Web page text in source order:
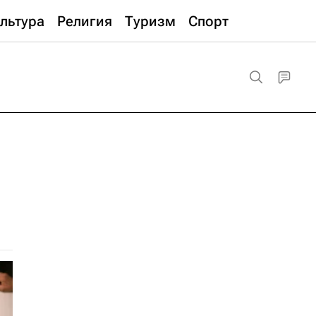
Религия Туризм Спорт